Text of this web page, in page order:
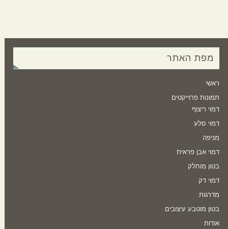
מפת האתר
ראשי
תמונות פרוייקטים
דמוי ריצוף
דמוי סלע
מניפה
דמוי אבן פראית
בטון מוחלק
דמוי דק
מדרגות
בטון מוטבע עיצובים
אודות